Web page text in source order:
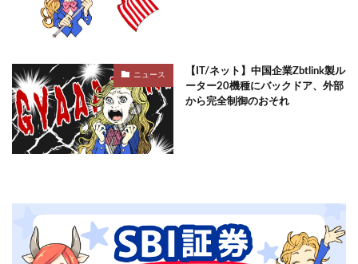
ニュース
【IT/ネット】中国企業Zbtlink製ル
ーター20機種にバックドア、外部
から完全制御のおそれ